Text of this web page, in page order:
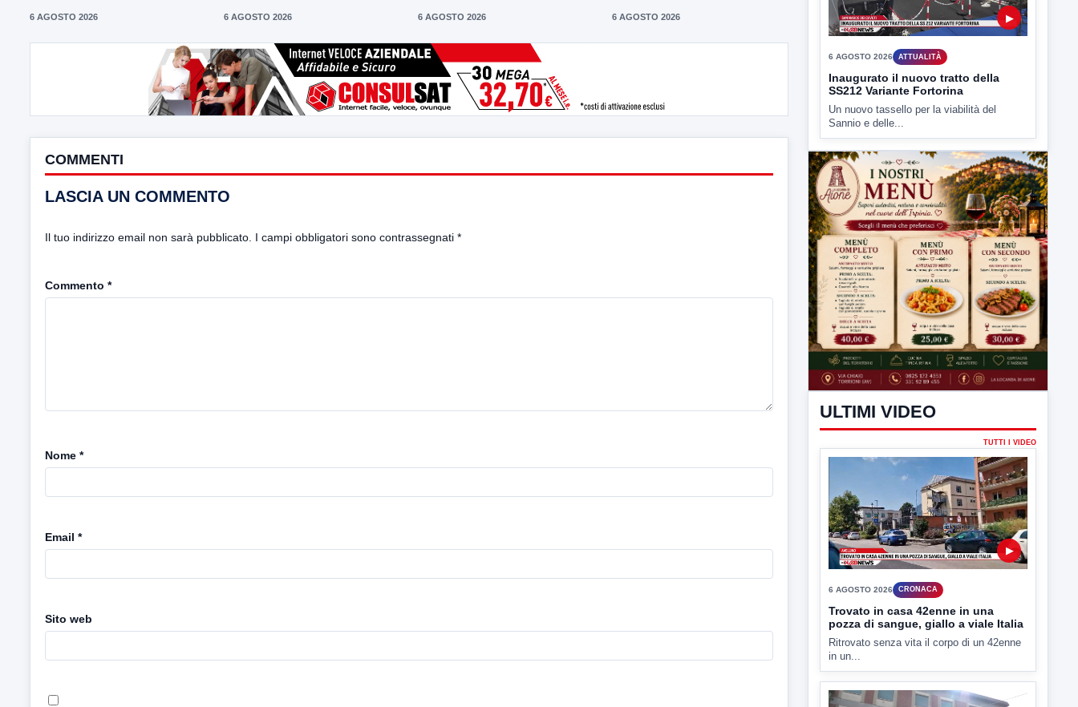
6 AGOSTO 2026 6 AGOSTO 2026 6 AGOSTO 2026 6 AGOSTO 2026
COMMENTI
LASCIA UN COMMENTO
Il tuo indirizzo email non sarà pubblicato. I campi obbligatori sono contrassegnati *
Commento *
Nome *
Email *
Sito web
6 AGOSTO 2026 ATTUALITÀ
Inaugurato il nuovo tratto della
SS212 Variante Fortorina
Un nuovo tassello per la viabilità del
Sannio e delle...
ULTIMI VIDEO